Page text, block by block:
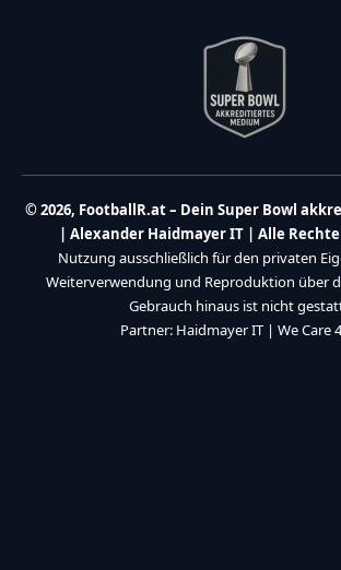
© 2026, FootballR.at – Dein Super Bowl
| Alexander Haidmayer IT | Alle
Nutzung ausschließlich für den privaten
Weiterverwendung und Reproduktion über
Gebrauch hinaus ist nicht
Partner: Haidmayer IT | We Care